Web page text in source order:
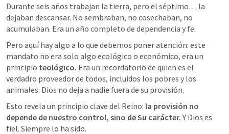
Durante seis años trabajan la tierra, pero el séptimo… la
dejaban descansar. No sembraban, no cosechaban, no
acumulaban. Era un año completo de dependencia y fe.
Pero aquí hay algo a lo que debemos poner atención: este
mandato no era solo algo ecológico o económico, era un
principio teológico. Era un recordatorio de quien es el
verdadro proveedor de todos, incluidos los pobres y los
animales. Dios no deja a nadie fuera de su provisión.
Esto revela un principio clave del Reino: la provisión no
depende de nuestro control, sino de Su carácter. Y Dios es
fiel. Siempre lo ha sido.